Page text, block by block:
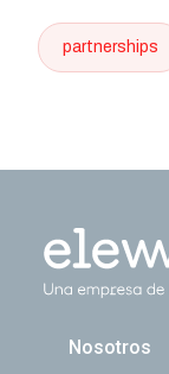
partnerships
Navegación
Nosotros